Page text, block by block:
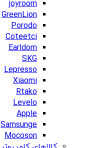
joyroom
GreenLion
Porodo
Coteetci
Earldom
SKG
Lepresso
Xiaomi
Rtako
Levelo
Apple
Samsunge
Mocoson